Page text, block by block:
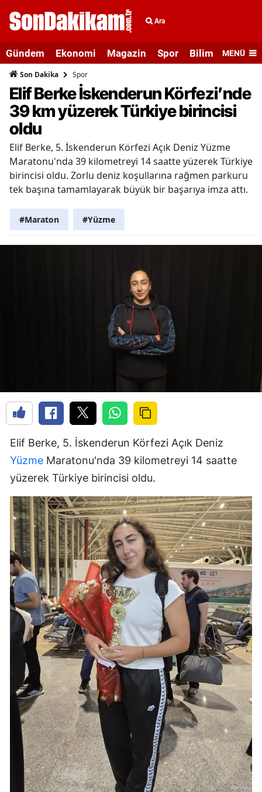
Ara
Gündem Ekonomi Magazin Spor Bilim veMENÜ
Son Dakika Spor
Elif Berke İskenderun Körfezi’nde
39 km yüzerek Türkiye birincisi
oldu
Elif Berke, 5. İskenderun Körfezi Açık Deniz Yüzme
Maratonu'nda 39 kilometreyi 14 saatte yüzerek Türkiye
birincisi oldu. Zorlu deniz koşullarına rağmen parkuru
tek başına tamamlayarak büyük bir başarıya imza attı.
#Maraton #Yüzme
Elif Berke, 5. İskenderun Körfezi Açık Deniz
Yüzme Maratonu'nda 39 kilometreyi 14 saatte
yüzerek Türkiye birincisi oldu.